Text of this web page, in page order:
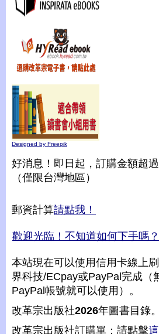
Designed by Freepik
好消息！即日起，訂購金額超
（僅限台灣地區）
郵資計算請點我！
歡迎光臨！不知道如何下手嗎
本站現在可以使用信用卡線上
界科技/ECpay或PayPal完成（
PayPal帳號就可以使用）。
改革宗出版社2026年圖書目錄
改革宗出版社訂購單：請點擊